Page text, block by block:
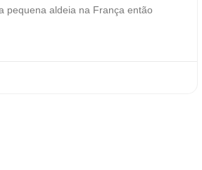
pequena aldeia na França então